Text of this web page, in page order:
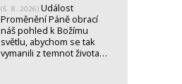
(5. 8. 2026) Událost
Proměnění Páně obrací
náš pohled k Božímu
světlu, abychom se tak
vymanili z temnot života…